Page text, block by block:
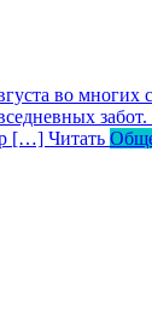
во
[…] Читать